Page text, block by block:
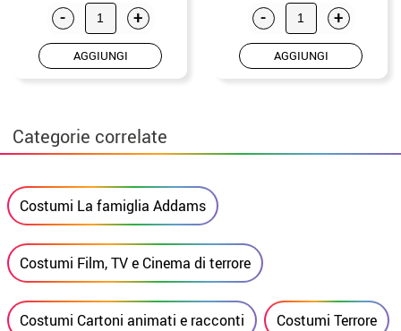
- +
AGGIUNGI
- +
AGGIUNGI
Categorie correlate
Costumi La famiglia Addams
Costumi Film, TV e Cinema di terrore
Costumi Cartoni animati e racconti Costumi Terrore